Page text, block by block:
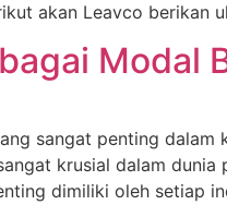
akan Leavco berikan
Modal
sangat penting
krusial dalam
dimiliki oleh setiap